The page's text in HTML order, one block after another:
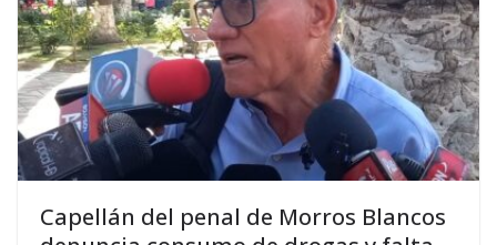
Capellán del penal de Morros Blancos